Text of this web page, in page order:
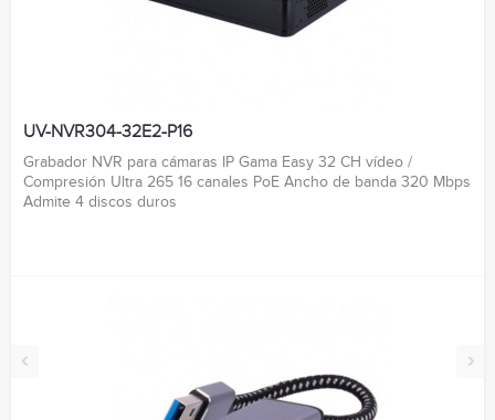
‹ ›
UV-NVR304-32E2-P16
Grabador NVR para cámaras IP Gama Easy 32 CH vídeo /
Compresión Ultra 265 16 canales PoE Ancho de banda 320 Mbps
Admite 4 discos duros